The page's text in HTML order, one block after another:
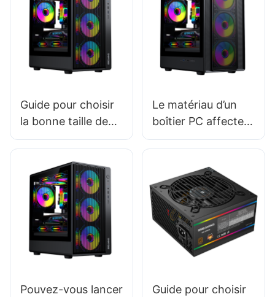
Guide pour choisir
la bonne taille de
boîtier PC
Le matériau d’un
boîtier PC affecte-
t-il sa durabilité ?
Pouvez-vous lancer
Guide pour choisir